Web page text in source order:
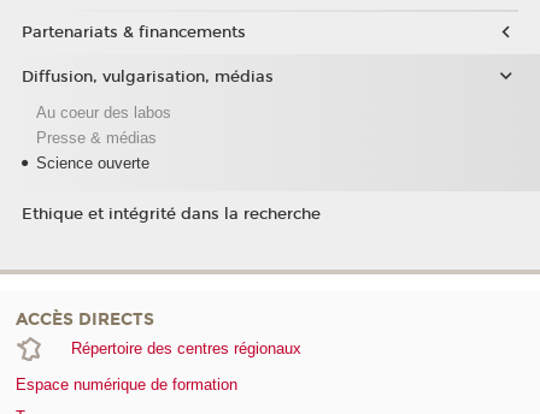
Partenariats & financements
Diffusion, vulgarisation, médias
Au coeur des labos
Presse & médias
Science ouverte
Ethique et intégrité dans la recherche
ACCÈS DIRECTS
Répertoire des centres régionaux
Espace numérique de formation